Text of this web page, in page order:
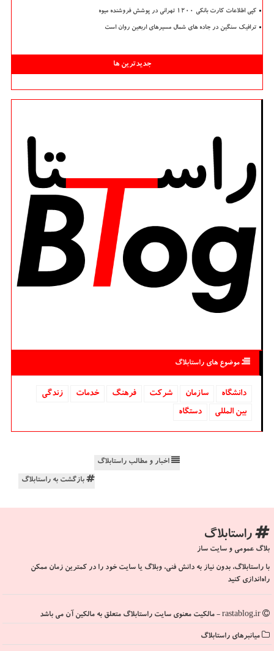
کپی اطلاعات کارت بانکی ۱۲۰۰ تهرانی در پوشش فروشنده میوه
ترافیک سنگین در جاده های شمال مسیرهای اربعین روان است
جدیدترین ها
موضوع های راستابلاگ
دانشگاه‌ سازمان شركت فرهنگ خدمات
زندگی
بین المللی
دستگاه
اخبار و مطالب راستابلاگ
بازگشت به راستابلاگ
راستابلاگ
بلاگ عمومی و سایت ساز
با راستابلاگ، بدون نیاز به دانش فنی، وبلاگ یا سایت خود را در کمترین زمان ممکن
راه‌اندازی کنید
میانبرهای راستابلاگ